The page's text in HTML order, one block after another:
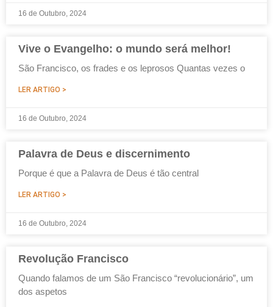
16 de Outubro, 2024
Vive o Evangelho: o mundo será melhor!
São Francisco, os frades e os leprosos Quantas vezes o
LER ARTIGO >
16 de Outubro, 2024
Palavra de Deus e discernimento
Porque é que a Palavra de Deus é tão central
LER ARTIGO >
16 de Outubro, 2024
Revolução Francisco
Quando falamos de um São Francisco “revolucionário”, um
dos aspetos